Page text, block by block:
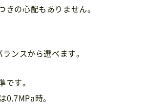
の心配もありません。
ンスから選べます。
す。
時。